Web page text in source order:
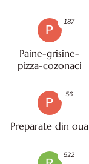
P
Paine-grisine-
pizza-cozonaci
187
P
Preparate din oua
56
522